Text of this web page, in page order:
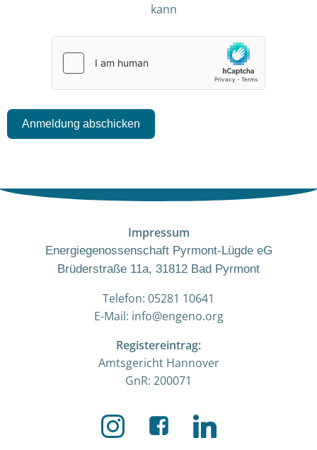
kann
Anmeldung abschicken
Impressum
Energiegenossenschaft Pyrmont-Lügde eG
Brüderstraße 11a, 31812 Bad Pyrmont
Telefon: 05281 10641
E-Mail: info@engeno.org
Registereintrag:
Amtsgericht Hannover
GnR: 200071